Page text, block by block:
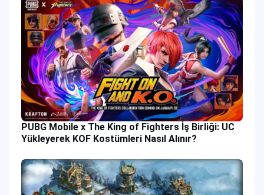
PUBG Mobile x The King of Fighters İş Birliği: UC
Yükleyerek KOF Kostümleri Nasıl Alınır?